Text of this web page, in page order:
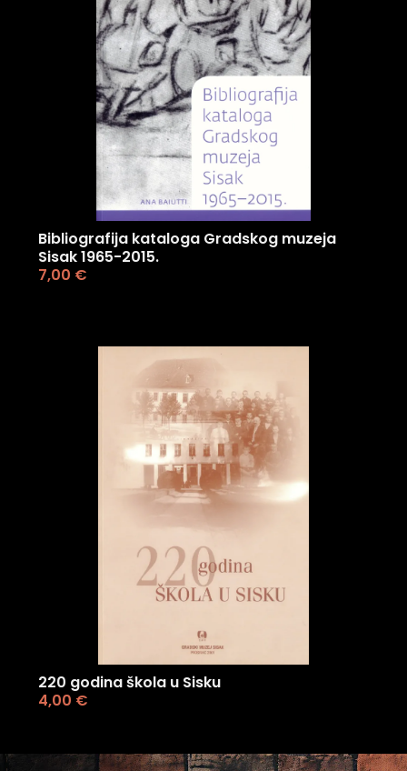
Bibliografija kataloga Gradskog muzeja
Sisak 1965-2015.
7,00 €
220 godina škola u Sisku
4,00 €